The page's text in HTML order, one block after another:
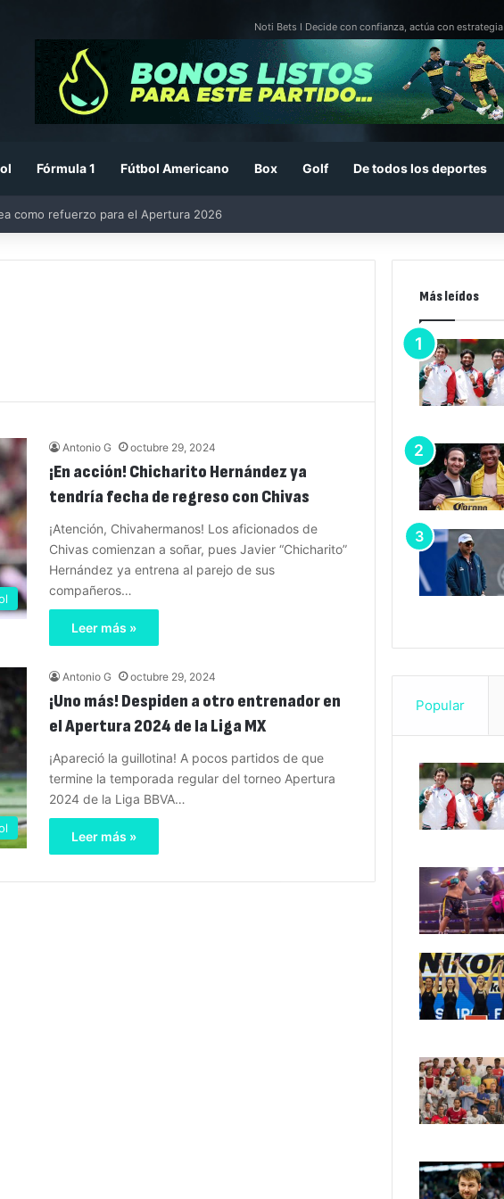
Noti Bets I Decide con confianza, actúa con estrategia
Fórmula 1 Fútbol Americano Box Golf De todos los deportes
Antonio G octubre 29, 2024
¡En acción! Chicharito Hernández ya
tendría fecha de regreso con Chivas
¡Atención, Chivahermanos! Los aficionados de
Chivas comienzan a soñar, pues Javier “Chicharito”
Hernández ya entrena al parejo de sus
compañeros…
Leer más »
Antonio G octubre 29, 2024
¡Uno más! Despiden a otro entrenador en
el Apertura 2024 de la Liga MX
¡Apareció la guillotina! A pocos partidos de que
termine la temporada regular del torneo Apertura
2024 de la Liga BBVA…
Leer más »
Más leídos
Popular